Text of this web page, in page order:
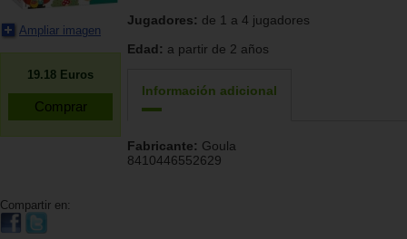
Ampliar imagen
19.18 Euros
Compartir en:
Jugadores: de 1 a 4 jugadores
Edad: a partir de 2 años
Información adicional
Fabricante: Goula
8410446552629